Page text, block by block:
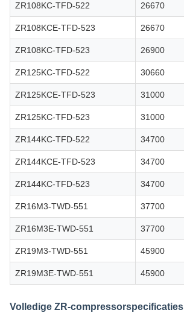
ZR108KC-TFD-522 26670
ZR108KCE-TFD-523 26670
ZR108KC-TFD-523 26900
ZR125KC-TFD-522 30660
ZR125KCE-TFD-523 31000
ZR125KC-TFD-523 31000
ZR144KC-TFD-522 34700
ZR144KCE-TFD-523 34700
ZR144KC-TFD-523 34700
ZR16M3-TWD-551 37700
ZR16M3E-TWD-551 37700
ZR19M3-TWD-551 45900
ZR19M3E-TWD-551 45900
Volledige ZR-compressorspecificaties